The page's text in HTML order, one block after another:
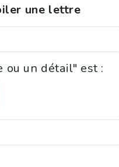
une lettre
ou un détail" est :